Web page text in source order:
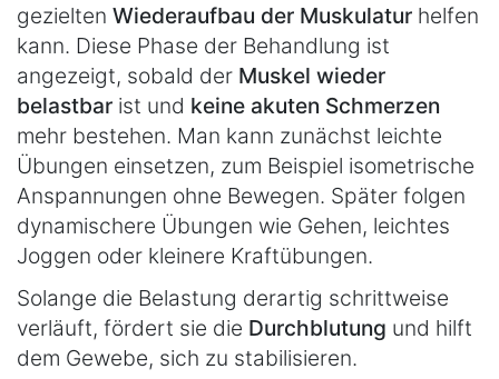
gezielten Wiederaufbau der Muskulatur helfen
kann. Diese Phase der Behandlung ist
angezeigt, sobald der Muskel wieder
belastbar ist und keine akuten Schmerzen
mehr bestehen. Man kann zunächst leichte
Übungen einsetzen, zum Beispiel isometrische
Anspannungen ohne Bewegen. Später folgen
dynamischere Übungen wie Gehen, leichtes
Joggen oder kleinere Kraftübungen.
Solange die Belastung derartig schrittweise
verläuft, fördert sie die Durchblutung und hilft
dem Gewebe, sich zu stabilisieren.